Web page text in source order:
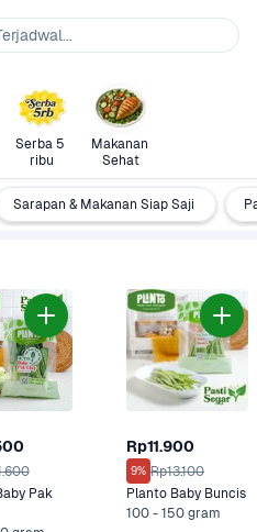
Serba 5
ribu
Makanan
Sehat
Sarapan & Makanan Siap Saji
Pak
Rp11.900
9% Rp13.100
Planto Baby Buncis
100 - 150 gram